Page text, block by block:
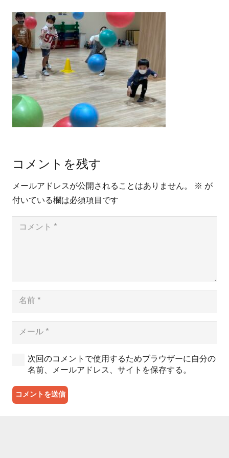
コメントを残す
メールアドレスが公開されることはありません。 ※ が
付いている欄は必須項目です
次回のコメントで使用するためブラウザーに自分の
名前、メールアドレス、サイトを保存する。
コメントを送信